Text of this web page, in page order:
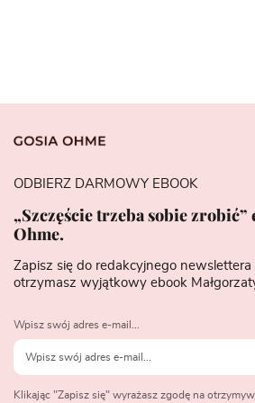
ODBIERZ DARMOWY EBOOK
„Szczęście trzeba sobie zrobić”
Ohme.
Zapisz się do redakcyjnego
otrzymasz wyjątkowy ebook
Wpisz swój adres e-mail...
Klikając "Zapisz się" wyrażasz zgodę na